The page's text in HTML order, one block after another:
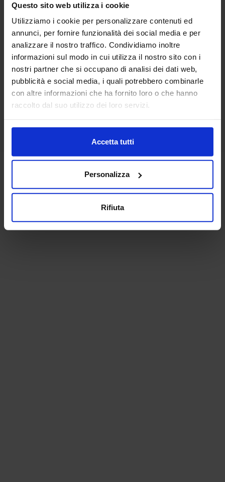
Questo sito web utilizza i cookie
Utilizziamo i cookie per personalizzare contenuti ed
annunci, per fornire funzionalità dei social media e per
analizzare il nostro traffico. Condividiamo inoltre
informazioni sul modo in cui utilizza il nostro sito con i
nostri partner che si occupano di analisi dei dati web,
pubblicità e social media, i quali potrebbero combinarle
con altre informazioni che ha fornito loro o che hanno
raccolto dal suo utilizzo dei loro servizi.
Accetta tutti
Personalizza
Rifiuta
Linea oro
Tenda Sartoriale Baloon
150,00€ Da 128,00€
Colori disponibili
Multicolore